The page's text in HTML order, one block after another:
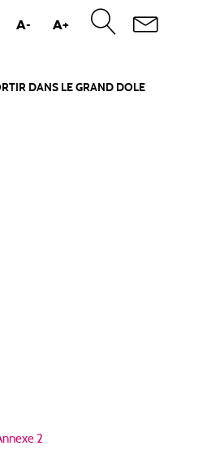
A- A+
DANS LE GRAND DOLE
2